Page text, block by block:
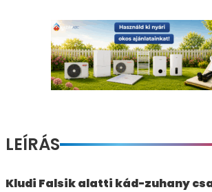
LEÍRÁS
Kludi Falsik alatti kád-zuhany